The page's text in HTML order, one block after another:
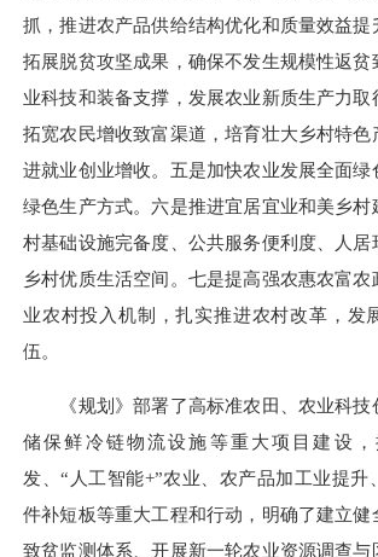
抓，推进农产品供给结构优化和质量效益提
拓展脱贫攻坚成果，确保不发生规模性返贫
业科技和装备支撑，发展农业新质生产力取
拓宽农民增收致富渠道，培育壮大乡村特色
进就业创业增收。五是加快农业发展全面绿
绿色生产方式。六是推进宜居宜业和美乡村
村基础设施完备度、公共服务便利度、人居
乡村优质生活空间。七是提高强农惠农富农
业农村投入机制，扎实推进农村改革，发
伍。
《规划》部署了高标准农田、农业科技
储保鲜冷链物流设施等重大项目建设
发、“人工智能+”农业、农产品加工业提升
件补短板等重大工程和行动，明确了建立健
致贫监测体系、开展新一轮农业资源调查与